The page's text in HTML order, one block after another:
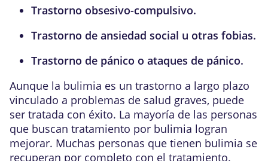
Trastorno obsesivo-compulsivo.
Trastorno de ansiedad social u otras fobias.
Trastorno de pánico o ataques de pánico.
Aunque la bulimia es un trastorno a largo plazo
vinculado a problemas de salud graves, puede
ser tratada con éxito. La mayoría de las personas
que buscan tratamiento por bulimia logran
mejorar. Muchas personas que tienen bulimia se
recuperan por completo con el tratamiento.